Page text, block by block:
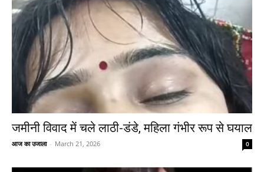
जमीनी विवाद में चले लाठी-डंडे, महिला गंभीर रूप से घयाल
आज का उजाला - March 21, 2026 0